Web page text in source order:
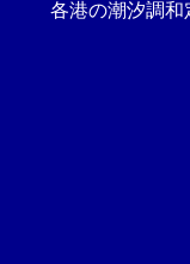
各港の潮汐調